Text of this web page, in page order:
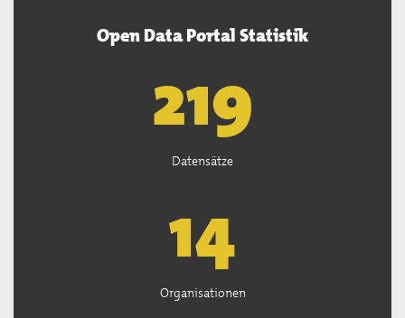
Open Data Portal Statistik
221
Datensätze
15
Organisationen